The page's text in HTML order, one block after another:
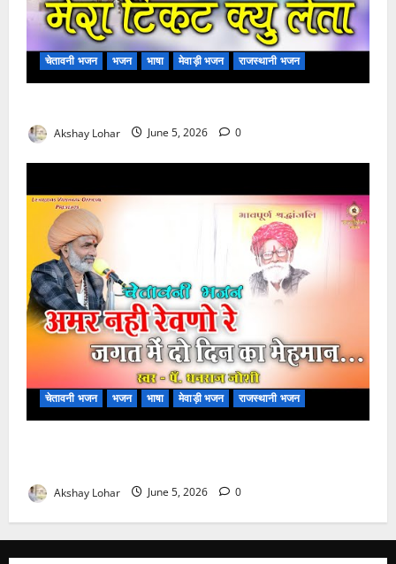
चेतावनी भजन भजन भाषा मेवाड़ी भजन राजस्थानी भजन
Akshay Lohar June 5, 2026 0
चेतावनी भजन भजन भाषा मेवाड़ी भजन राजस्थानी भजन
Akshay Lohar June 5, 2026 0